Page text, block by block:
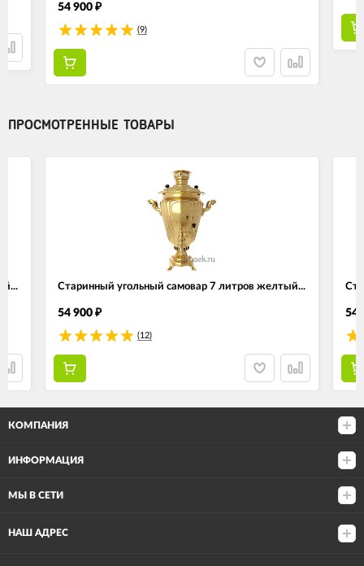
54 900 ₽
(9)
ПРОСМОТРЕННЫЕ ТОВАРЫ
Старинный угольный самовар 7 литров желтый...
54 900 ₽
(12)
54
КОМПАНИЯ
ИНФОРМАЦИЯ
МЫ В СЕТИ
НАШ АДРЕС